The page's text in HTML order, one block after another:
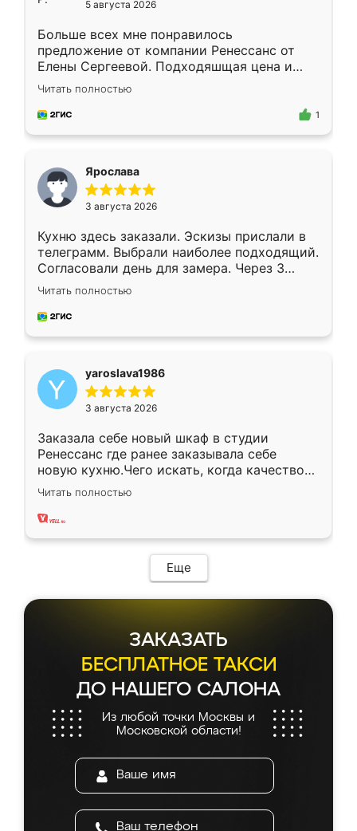
5 августа 2026
Больше всех мне понравилось
предложение от компании Ренессанс от
Елены Сергеевой. Подходяшщая цена и
короткие сроки изготовления. Приехавший
для замера сотрудник Владислав
предложил по моему эскизу самый
Читать полностью
1
Ярослава
3 августа 2026
Кухню здесь заказали. Эскизы прислали в
телеграмм. Выбрали наиболее подходящий.
Согласовали день для замера. Через 3
недели кухня была уже готова. Остались
довольны работой. Спасибо Ренессанс
мебель за качественную работу!
Читать полностью
yaroslava1986
3 августа 2026
Заказала себе новый шкаф в студии
Ренессанс где ранее заказывала себе
новую кухню.Чего искать, когда качеством
вполне довольна. Служит кухня уже почти
два года, нареканий нет.
Читать полностью
Еще
ЗАКАЗАТЬ
БЕСПЛАТНОЕ ТАКСИ
ДО НАШЕГО САЛОНА
Из любой точки Москвы и
Московской области!